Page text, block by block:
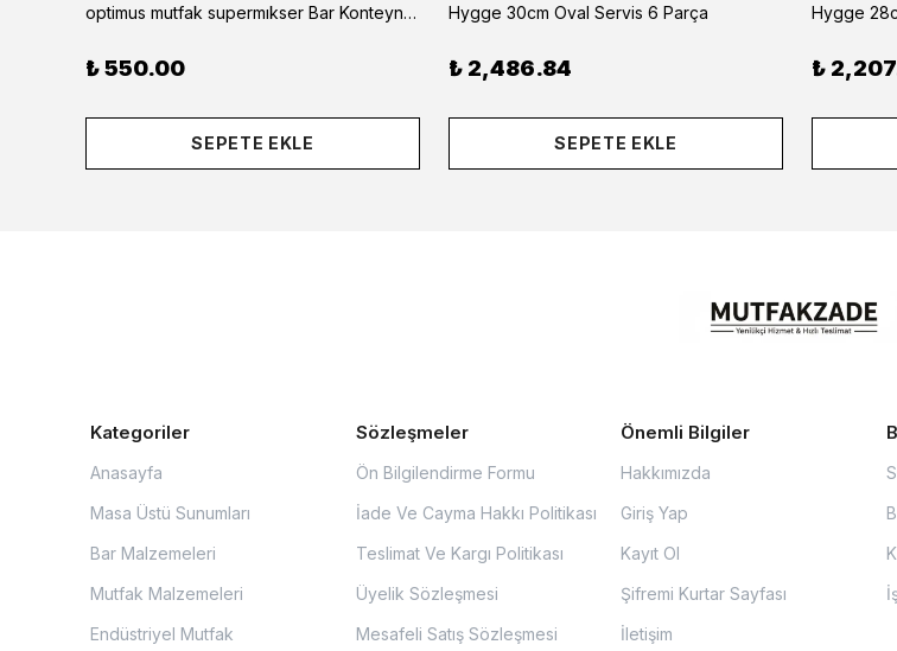
optimus mutfak supermıkser Bar Konteyner 6'lı 50×16×9 cm Kapaklı Polikarbon Organizer Bar & Kafe
₺ 550.00
SEPETE EKLE
Hygge 30cm Oval Servis 6 Parça
₺ 2,486.84
SEPETE EKLE
Hygge
₺
Kategoriler
Anasayfa
Masa Üstü Sunumları
Bar Malzemeleri
Mutfak Malzemeleri
Endüstriyel Mutfak
Sözleşmeler
Ön Bilgilendirme Formu
İade Ve Cayma Hakkı Politikası
Teslimat Ve Kargı Politikası
Üyelik Sözleşmesi
Mesafeli Satış Sözleşmesi
Önemli Bilgiler
Hakkımızda
Giriş Yap
Kayıt Ol
Şifremi Kurtar Sayfası
İletişim